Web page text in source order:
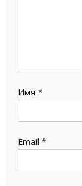
Имя *
Email *